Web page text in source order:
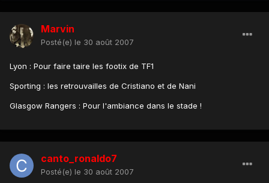
Marvin
Posté(e) le 30 août 2007
Lyon : Pour faire taire les footix de TF1
Sporting : les retrouvailles de Cristiano et de Nani
Glasgow Rangers : Pour l'ambiance dans le stade !
canto_ronaldo7
Posté(e) le 30 août 2007